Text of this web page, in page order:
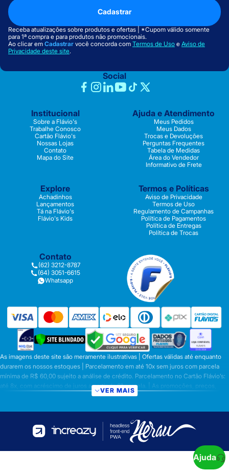
Cadastrar
Receba atualizações sobre produtos e ofertas | *Cupom válido somente
para 1ª compra e para produtos não promocionais.
Ao clicar em Cadastrar você concorda com Termos de Uso e Aviso de
Privacidade deste site.
Social
Institucional
Sobre a Flávio's
Trabalhe Conosco
Cartão Flávio's
Nossas Lojas
Contato
Mapa do Site
Ajuda e Atendimento
Meus Pedidos
Meus Dados
Trocas e Devoluções
Perguntas Frequentes
Tabela de Medidas
Área do Vendedor
Informativo de Frete
Explore
Achadinhos
Lançamentos
Tá na Flávio's
Flávio's Kids
Termos e Políticas
Aviso de Privacidade
Termos de Uso
Regulamento de Campanhas
Política de Pagamentos
Política de Entregas
Política de Trocas
Contato
(62) 3212-8787
(64) 3051-6615
Whatsapp
As imagens deste site são meramente ilustrativas | Ofertas válidas até enquanto
durarem os nossos estoques | Parcelamento em até 10x sem juros com parcela
mínima de R$ 60,00 sujeito a análise de crédito. Parcelamento no Cartão Flávio’s:
até 8x, com acréscimo de juros a partir da 6ª parcela. | As promoções, preços,
parcelamentos e condições de pagamento são válidas apenas para compras
preços válidos para os produtos serão aqueles exibidos no ato da conclusão da
operação, conforme exibição, e desde que haja disponibilidade dos produtos |
Frete Grátis para compras em Goiás, DF com pedido mínimo de R$ 349,90,
demais Regiões do Brasil valor mínimo de R$ R$ 349,90. Promoção de Frete
Grátis só se aplica aos prazos fixos citado acima ou na tabela de frete. Prazo para a
VER MAIS
Ajuda